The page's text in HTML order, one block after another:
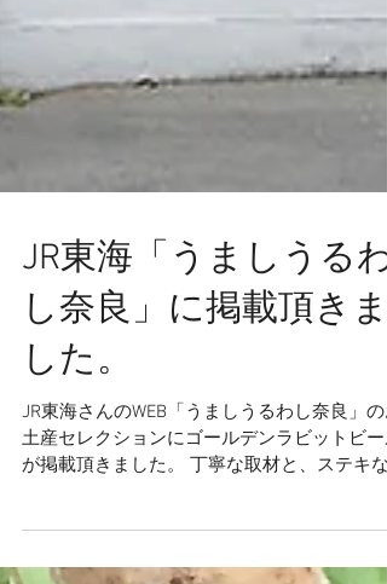
JR東海「うましうるわ
し奈良」に掲載頂きま
土産セレクションにゴールデンラビットビー